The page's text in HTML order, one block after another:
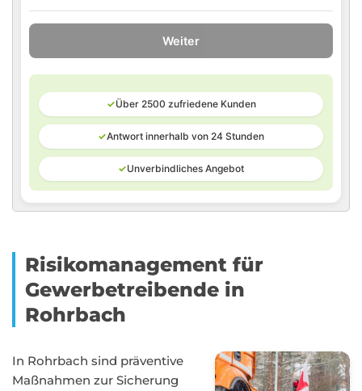
Weiter
✓Über 2500 zufriedene Kunden
✓Antwort innerhalb von 24 Stunden
✓Unverbindliches Angebot
Risikomanagement für
Gewerbetreibende in
Rohrbach
In Rohrbach sind präventive
Maßnahmen zur Sicherung